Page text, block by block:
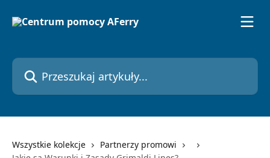
Przeszukaj artykuły...
Wszystkie kolekcje
Partnerzy promowi